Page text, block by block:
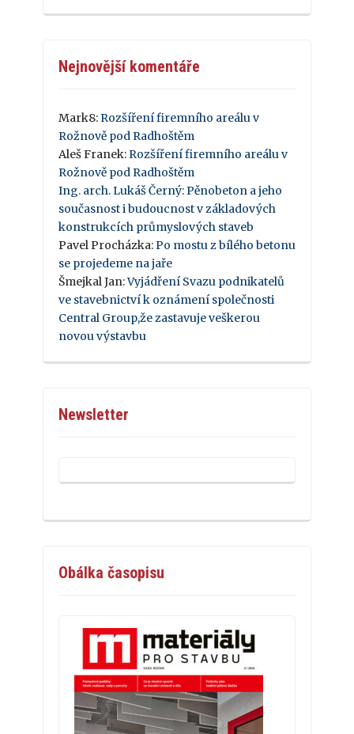
Nejnovější komentáře
Mark8: Rozšíření firemního areálu v
Rožnově pod Radhoštěm
Aleš Franek: Rozšíření firemního areálu v
Rožnově pod Radhoštěm
Ing. arch. Lukáš Černý: Pěnobeton a jeho
současnost i budoucnost v základových
konstrukcích průmyslových staveb
Pavel Procházka: Po mostu z bílého betonu
se projedeme na jaře
Šmejkal Jan:Vyjádření Svazu podnikatelů
ve stavebnictví k oznámení společnosti
Central Group,že zastavuje veškerou
novou výstavbu
Newsletter
Obálka časopisu